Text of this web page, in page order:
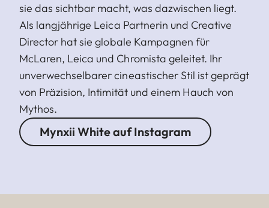
sie das sichtbar macht, was dazwischen liegt.
Als langjährige Leica Partnerin und Creative
Director hat sie globale Kampagnen für
McLaren, Leica und Chromista geleitet. Ihr
unverwechselbarer cineastischer Stil ist geprägt
von Präzision, Intimität und einem Hauch von
Mythos.
Mynxii White auf Instagram